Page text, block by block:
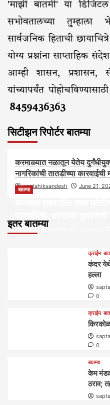
'माझी बातमी' या डिजिटल
सभोवतालच्या तुम्हाला
सार्वजनिक हिताची
योग्य प्रश्नांना साप्ताहिक
आम्ही शासन, प्रशासन,
यांच्यापर्यंत
8459436363
सिटीझन रिपोर्टर बातम्या
आरोग्य आवाज जनतेचा बातम्या
करमाळ्यात नळातून येतेय
नागरिकांची तातडीच्या कारवाईची
saptahiksandesh June 21,
इतर बातम्या
बातम्या
saptahiksandesh
क्राईम
कंदर येथे
हल्ला
0
क्राईम
0
बातम्या
केम मंडळ
ठराव;